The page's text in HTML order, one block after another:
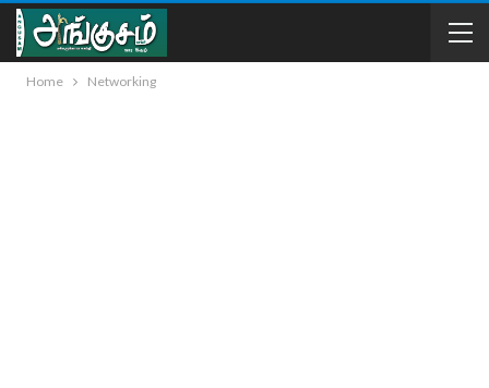
Home Networking